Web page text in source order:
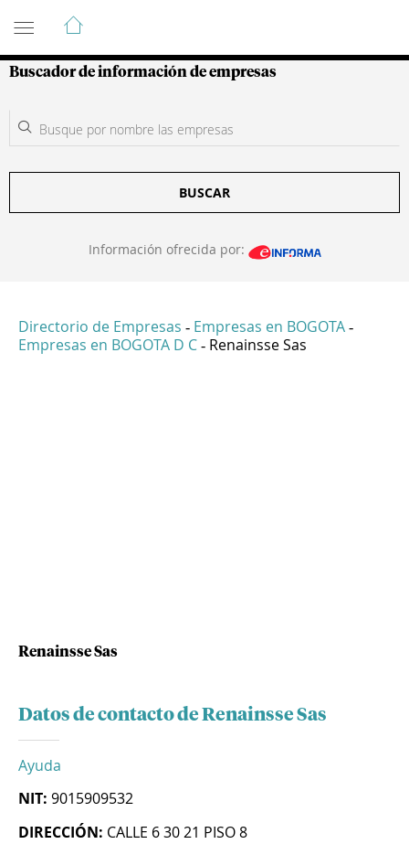
Guía de Empresas Colombianas
Buscador de información de empresas
BUSCAR
Información ofrecida por:
Directorio de Empresas - Empresas en BOGOTA -
Empresas en BOGOTA D C - Renainsse Sas
Renainsse Sas
Datos de contacto de Renainsse Sas
Ayuda
NIT: 9015909532
DIRECCIÓN: CALLE 6 30 21 PISO 8